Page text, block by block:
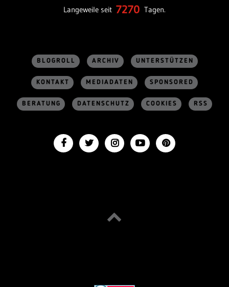
Langeweile seit 7270 Tagen.
BLOGROLL ARCHIV UNTERSTÜTZEN
KONTAKT MEDIADATEN SPONSORED
BERATUNG DATENSCHUTZ COOKIES RSS